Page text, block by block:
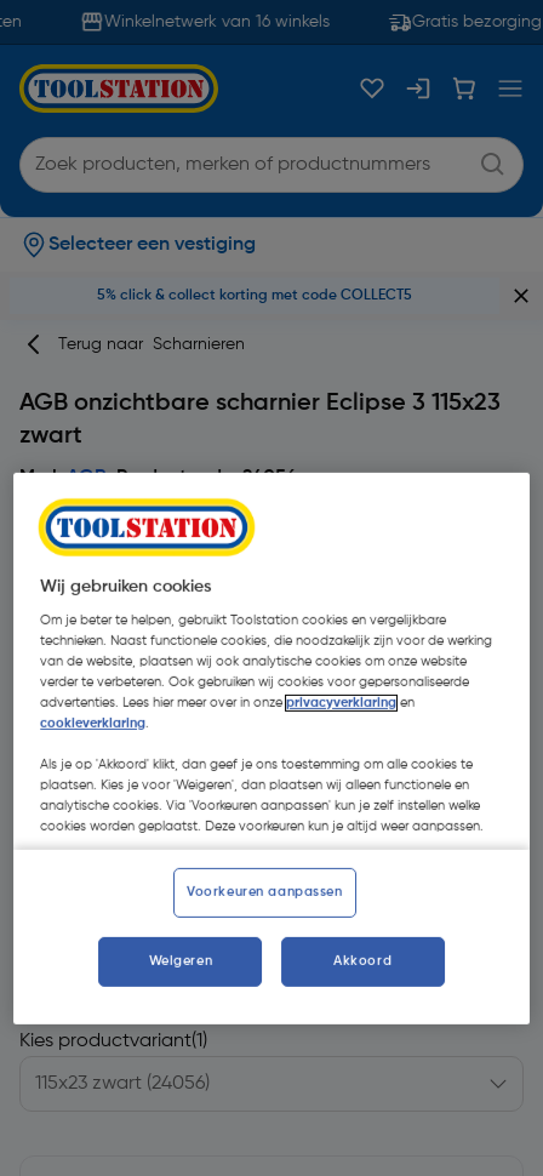
Winkelnetwerk van 16 winkels Gratis bezorging
Selecteer een vestiging
5% click & collect korting met code COLLECT5
Terug naar Scharnieren
AGB onzichtbare scharnier Eclipse 3 115x23
zwart
MerkAGB Productcode: 24056
| Excl. btw € 19,01
Kies productvariant(1)
Wij gebruiken cookies
Om je beter te helpen, gebruikt Toolstation cookies en vergelijkbare
technieken. Naast functionele cookies, die noodzakelijk zijn voor de werking
van de website, plaatsen wij ook analytische cookies om onze website
verder te verbeteren. Ook gebruiken wij cookies voor gepersonaliseerde
advertenties. Lees hier meer over in onzeprivacyverklaring en
cookieverklaring.
Als je op 'Akkoord' klikt, dan geef je ons toestemming om alle cookies te
plaatsen. Kies je voor 'Weigeren', dan plaatsen wij alleen functionele en
analytische cookies. Via 'Voorkeuren aanpassen' kun je zelf instellen welke
cookies worden geplaatst. Deze voorkeuren kun je altijd weer aanpassen.
Voorkeuren aanpassen
Weigeren Akkoord